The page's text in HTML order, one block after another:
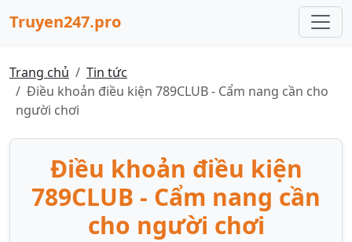
Truyen247.pro
Trang chủ
Tin tức
Điều khoản điều kiện 789CLUB - Cẩm nang cần cho
người chơi
Điều khoản điều kiện
789CLUB - Cẩm nang cần
cho người chơi